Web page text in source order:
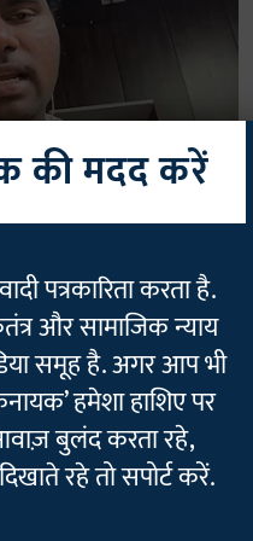
से 'डॉक्सिंग'
अजय,
लीक
अजय राधा कुमार का
की मदद करें
पत्रकारिता करता है.
और सामाजिक न्याय
समूह है. अगर आप भी
हमेशा हाशिए पर
बुलंद करता रहे,
रहे तो सपोर्ट करें.